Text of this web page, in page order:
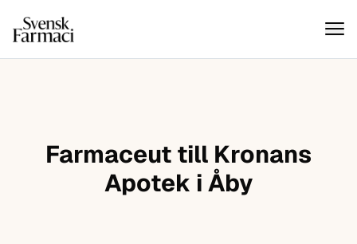
Hoppa till innehåll
Svensk farmaci
Farmaceut till Kronans
Apotek i Åby